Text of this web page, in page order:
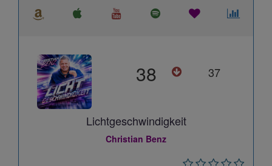
38 37
Lichtgeschwindigkeit
Christian Benz